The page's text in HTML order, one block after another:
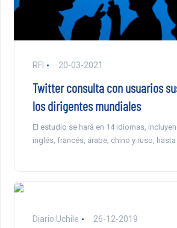
RFI 20-03-2021
Twitter consulta con usuarios
los dirigentes mundiales
El estudio se hará en 14 idiomas,
inglés, francés, árabe, chino y ruso, hasta
Diario Uchile 26-12-2019